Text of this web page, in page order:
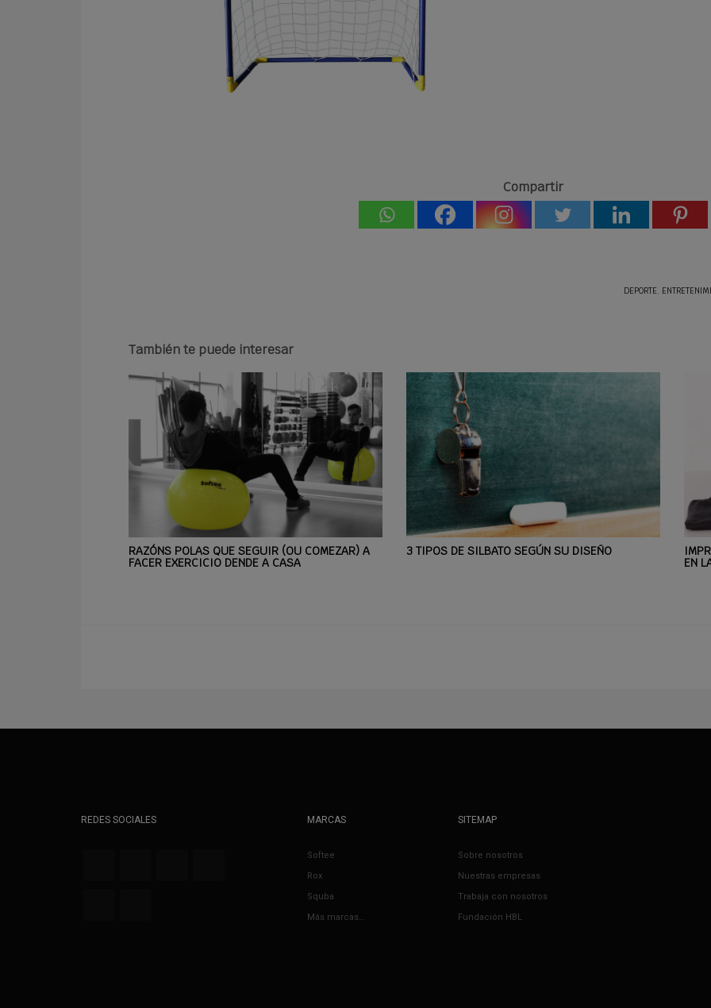
Compartir
DEPORTE,
También te puede interesar
RAZÓNS POLAS QUE SEGUIR (OU COMEZAR) A
FACER EXERCICIO DENDE A CASA
3 TIPOS DE SILBATO SEGÚN SU DISEÑO
EN
REDES SOCIALES MARCAS
Softee
Rox
Squba
Más marcas…
SITEMAP
Sobre nosotros
Nuestras empresas
Trabaja con nosotros
Fundación HBL